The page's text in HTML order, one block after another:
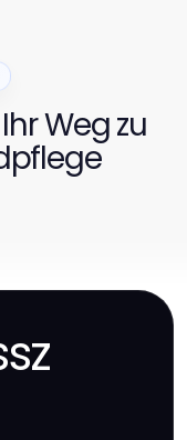
Weg zu